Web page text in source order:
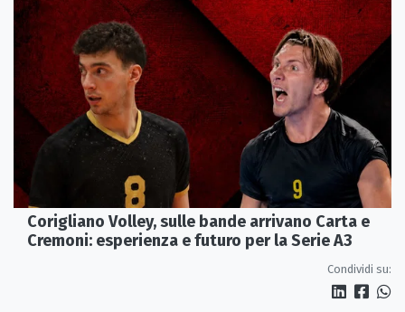
Corigliano Volley, sulle bande arrivano Carta e
Cremoni: esperienza e futuro per la Serie A3
Condividi su: